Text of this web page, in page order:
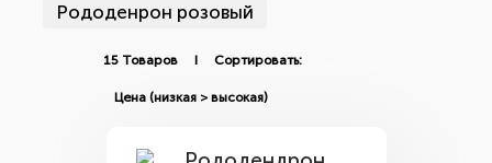
Рододенрон розовый
15 Товаров I Сортировать: